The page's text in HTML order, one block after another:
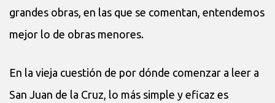
grandes obras, en las que se comentan, entendemos
mejor lo de obras menores.
En la vieja cuestión de por dónde comenzar a leer a
San Juan de la Cruz, lo más simple y eficaz es